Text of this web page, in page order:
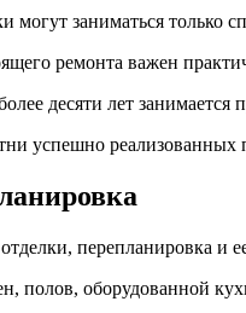
могут заниматься
ремонта важен
десяти лет занимается
успешно реализованных
перепланировка и
полов, оборудованной